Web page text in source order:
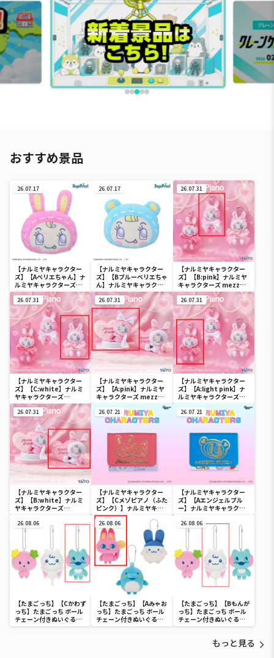
おすすめ景品
26.07.17
【ナルミヤキャラクター
ズ】【Aベリエちゃん】ナ
ルミヤキャラクターズ
[PtZ]フェイスクッショ
ン‐ベリエちゃん‐
26.07.17
【ナルミヤキャラクター
ズ】【Bブルーベリエちゃ
ん】ナルミヤキャラクタ
ーズ [PtZ]フェイスクッ
ション‐ベリエちゃん‐
26.07.31
【ナルミヤキャラクター
ズ】【B:pink】ナルミヤ
キャラクターズ mezzo
piano ぬいぐるみマスコ
ット ～Ribbon～
26.07.31
【ナルミヤキャラクター
ズ】【C:white】ナルミ
ヤキャラクターズ
mezzo piano ぬいぐる
みマスコット ～Ribbon
～
26.07.31
【ナルミヤキャラクター
ズ】【A:pink】ナルミヤ
キャラクターズ mezzo
piano withぬいぐるみ
～Ribbon～
26.07.31
【ナルミヤキャラクター
ズ】【A:light pink】ナ
ルミヤキャラクターズ
mezzo piano ぬいぐる
みマスコット ～Ribbon
26.07.31
【ナルミヤキャラクター
ズ】【B:white】ナルミ
ヤキャラクターズ
ぐるみ ～Ribbon～
26.07.21
【ナルミヤキャラクター
ズ】【Cメゾピアノ（ふた
ピンク）】ナルミヤキャ
ラクターズ ミニウォレッ
ト
26.07.21
【ナルミヤキャラクター
ズ】【Aエンジェルブル
ー】ナルミヤキャラクタ
26.08.06
【たまごっち】【Cかわず
っち】たまごっち ボール
チェーン付きぬいぐるみ
～Tamagotchi
26.08.06
【たまごっち】【Aみゃお
っち】たまごっち ボール
チェーン付きぬいぐるみ
～Tamagotchi
26.08.06
【たまごっち】【Bもんが
っち】たまごっち ボール
チェーン付きぬいぐるみ
～Tamagotchi
もっと見る